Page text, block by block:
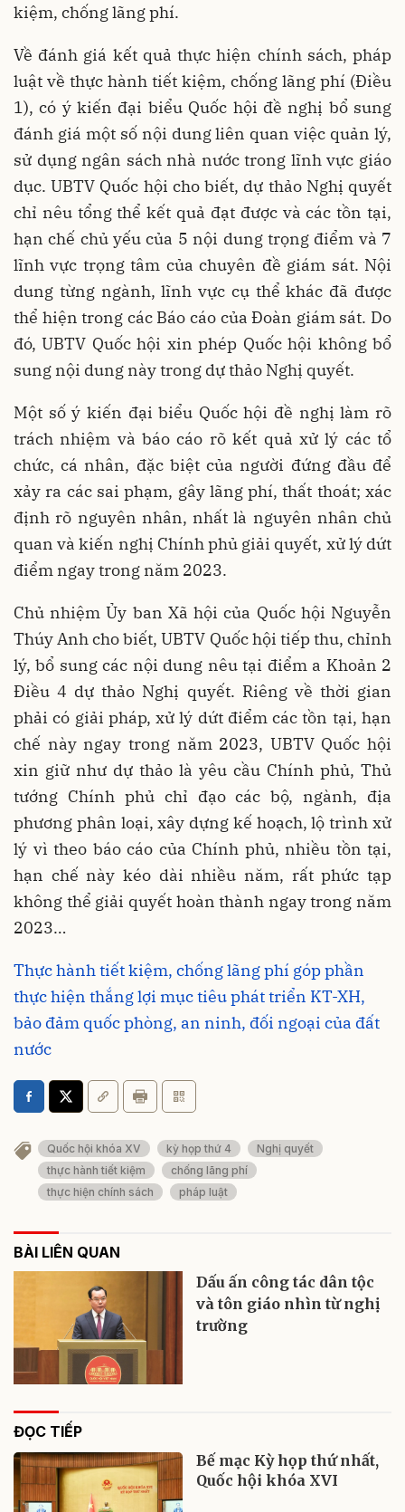
kiệm, chống lãng phí.
Về đánh giá kết quả thực hiện chính sách, pháp
luật về thực hành tiết kiệm, chống lãng phí (Điều
1), có ý kiến đại biểu Quốc hội đề nghị bổ sung
đánh giá một số nội dung liên quan việc quản lý,
sử dụng ngân sách nhà nước trong lĩnh vực giáo
dục. UBTV Quốc hội cho biết, dự thảo Nghị quyết
chỉ nêu tổng thể kết quả đạt được và các tồn tại,
hạn chế chủ yếu của 5 nội dung trọng điểm và 7
lĩnh vực trọng tâm của chuyên đề giám sát. Nội
dung từng ngành, lĩnh vực cụ thể khác đã được
thể hiện trong các Báo cáo của Đoàn giám sát. Do
đó, UBTV Quốc hội xin phép Quốc hội không bổ
sung nội dung này trong dự thảo Nghị quyết.
Một số ý kiến đại biểu Quốc hội đề nghị làm rõ
trách nhiệm và báo cáo rõ kết quả xử lý các tổ
chức, cá nhân, đặc biệt của người đứng đầu để
xảy ra các sai phạm, gây lãng phí, thất thoát; xác
định rõ nguyên nhân, nhất là nguyên nhân chủ
quan và kiến nghị Chính phủ giải quyết, xử lý dứt
điểm ngay trong năm 2023.
Chủ nhiệm Ủy ban Xã hội của Quốc hội Nguyễn
Thúy Anh cho biết, UBTV Quốc hội tiếp thu, chỉnh
lý, bổ sung các nội dung nêu tại điểm a Khoản 2
Điều 4 dự thảo Nghị quyết. Riêng về thời gian
phải có giải pháp, xử lý dứt điểm các tồn tại, hạn
chế này ngay trong năm 2023, UBTV Quốc hội
xin giữ như dự thảo là yêu cầu Chính phủ, Thủ
tướng Chính phủ chỉ đạo các bộ, ngành, địa
phương phân loại, xây dựng kế hoạch, lộ trình xử
lý vì theo báo cáo của Chính phủ, nhiều tồn tại,
hạn chế này kéo dài nhiều năm, rất phức tạp
không thể giải quyết hoàn thành ngay trong năm
2023…
Thực hành tiết kiệm, chống lãng phí góp phần
thực hiện thắng lợi mục tiêu phát triển KT-XH,
bảo đảm quốc phòng, an ninh, đối ngoại của đất
nước
Quốc hội khóa XV kỳ họp thứ 4
Nghị quyết
thực hành tiết kiệm
chống lãng phí
thực hiện chính sách
pháp luật
BÀI LIÊN QUAN
Dấu ấn công tác dân tộc
và tôn giáo nhìn từ nghị
trường
ĐỌC TIẾP
Bế mạc Kỳ họp thứ nhất,
Quốc hội khóa XVI